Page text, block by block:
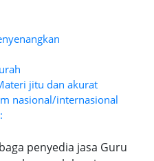
jitu dan akurat
nasional/internasional
penyedia jasa Guru